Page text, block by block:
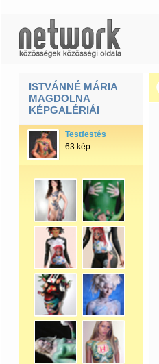
ISTVÁNNÉ MÁRIA
MAGDOLNA
KÉPGALÉRIÁI
Testfestés
63 kép